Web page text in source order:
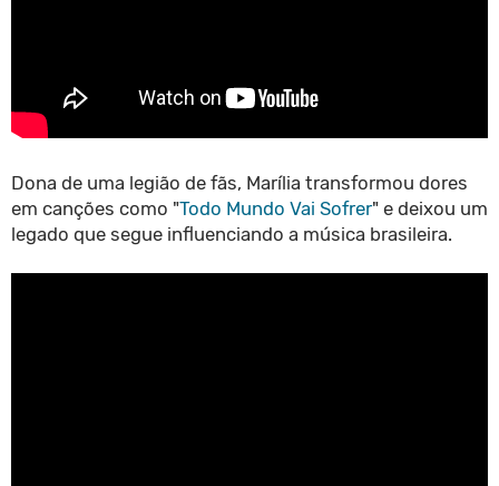
Dona de uma legião de fãs, Marília transformou dores
em canções como "Todo Mundo Vai Sofrer" e deixou um
legado que segue influenciando a música brasileira.